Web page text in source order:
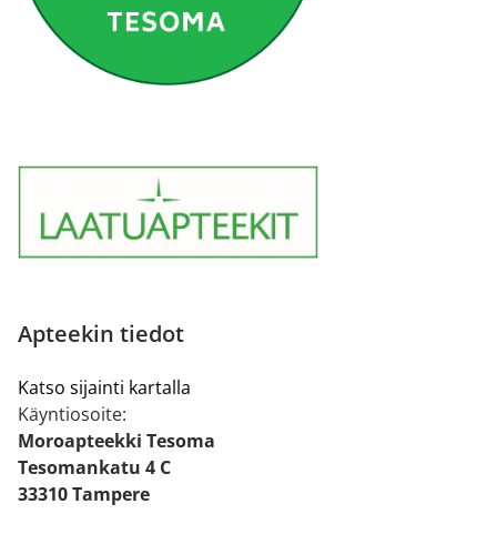
Apteekin tiedot
Katso sijainti kartalla
Käyntiosoite:
Moroapteekki Tesoma
Tesomankatu 4 C
33310 Tampere